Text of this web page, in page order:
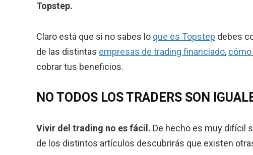
Topstep.
Claro está que si no sabes lo que es Topstep debes
de las distintas empresas de trading financiado, cómo
cobrar tus beneficios.
NO TODOS LOS TRADERS SON
Vivir del trading no es fácil. De hecho es muy difícil
de los distintos artículos descubrirás que existen